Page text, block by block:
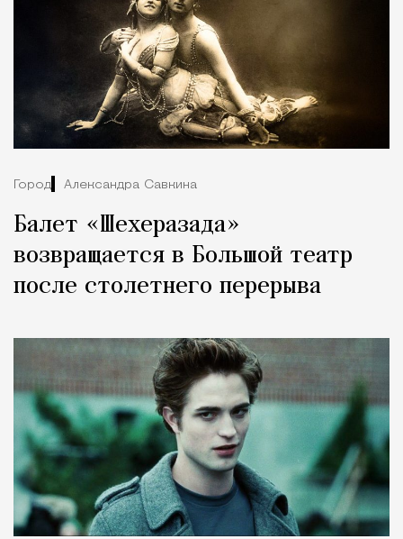
Город Александра Савкина
Балет «Шехеразада»
возвращается в Большой театр
после столетнего перерыва